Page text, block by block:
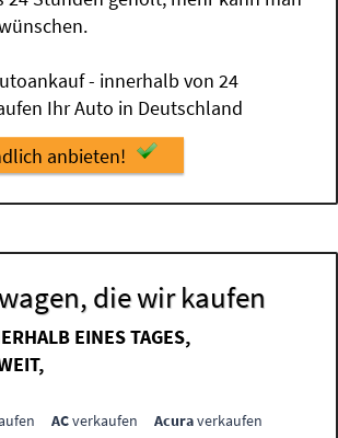
- innerhalb von 24
Ihr Auto in Deutschland
anbieten!
die wir kaufen
EINES TAGES,
ACverkaufen Acuraverkaufen